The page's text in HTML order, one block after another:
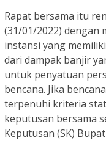
Rapat bersama itu
(31/01/2022) dengan
instansi yang
dari dampak banjir
untuk penyatuan
bencana. Jika
terpenuhi kriteria
keputusan bersama
Keputusan (SK)